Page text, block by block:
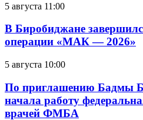
5 августа 11:00
В Биробиджане
операции «МАК — 2026»
5 августа 10:00
По приглашению Бадмы
начала работу
врачей ФМБА